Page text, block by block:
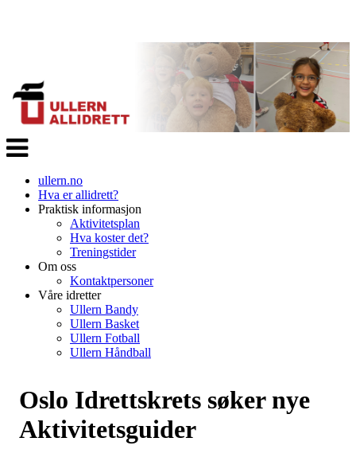
Veksle
navigasjon
ullern.no
Hva er allidrett?
Praktisk informasjon
Aktivitetsplan
Hva koster det?
Treningstider
Om oss
Kontaktpersoner
Våre idretter
Ullern Bandy
Ullern Basket
Ullern Fotball
Ullern Håndball
Oslo Idrettskrets søker nye
Aktivitetsguider